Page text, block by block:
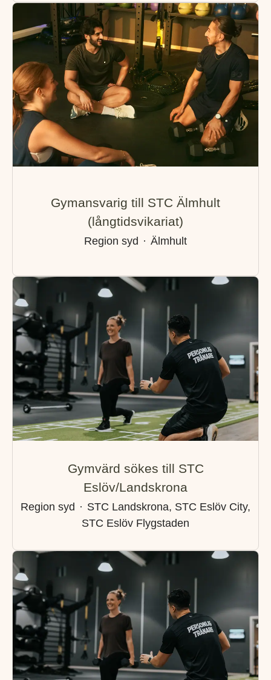
Gymansvarig till STC Älmhult
(långtidsvikariat)
Region syd · Älmhult
Gymvärd sökes till STC
Eslöv/Landskrona
Region syd · STC Landskrona, STC Eslöv City,
STC Eslöv Flygstaden